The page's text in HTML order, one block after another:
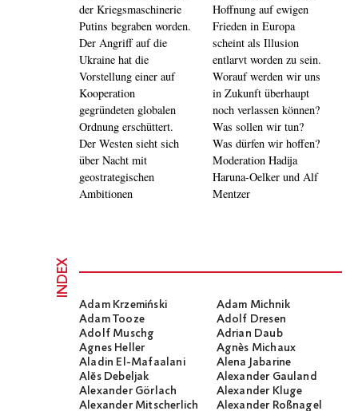
der Kriegsmaschinerie
Putins begraben worden.
Der Angriff auf die
Ukraine hat die
Vorstellung einer auf
Kooperation
gegründeten globalen
Ordnung erschüttert.
Der Westen sieht sich
über Nacht mit
geostrategischen
Ambitionen
Hoffnung auf ewigen
Frieden in Europa
scheint als Illusion
entlarvt worden zu sein.
Worauf werden wir uns
in Zukunft überhaupt
noch verlassen können?
Was sollen wir tun?
Was dürfen wir hoffen?
Moderation Hadija
Haruna-Oelker und Alf
Mentzer
INDEX
Adam Krzemiński
Adam Michnik
Adam Tooze
Adolf Dresen
Adolf Muschg
Adrian Daub
Agnes Heller
Agnès Michaux
Aladin El-Mafaalani
Alena Jabarine
Alĕs Debeljak
Alexander Gauland
Alexander Görlach
Alexander Kluge
Alexander Mitscherlich
Alexander Roßnagel